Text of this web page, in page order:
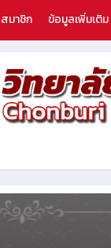
สมาชิก ข้อมูลเพิ่มเติม